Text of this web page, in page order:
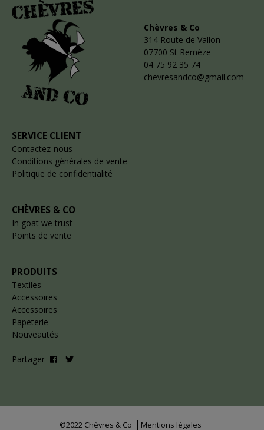
Chèvres & Co
314 Route de Vallon
07700 St Remèze
04 75 92 35 74
chevresandco@gmail.com
SERVICE CLIENT
Contactez-nous
Conditions générales de vente
Politique de confidentialité
CHÈVRES & CO
In goat we trust
Points de vente
PRODUITS
Textiles
Accessoires
Accessoires
Papeterie
Nouveautés
Partager
©2022 Chèvres & Co Mentions légales